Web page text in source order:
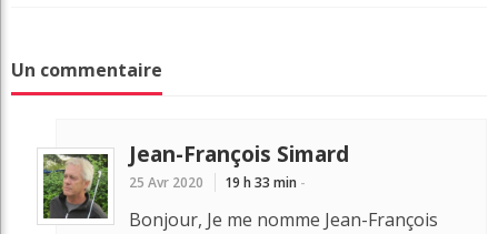
Un commentaire
Jean-François Simard
25 Avr 2020 19 h 33 min -
Bonjour, Je me nomme Jean-François